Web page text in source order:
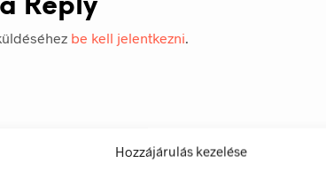
Hozzájárulás kezelése
Reply
be kell jelentkezni